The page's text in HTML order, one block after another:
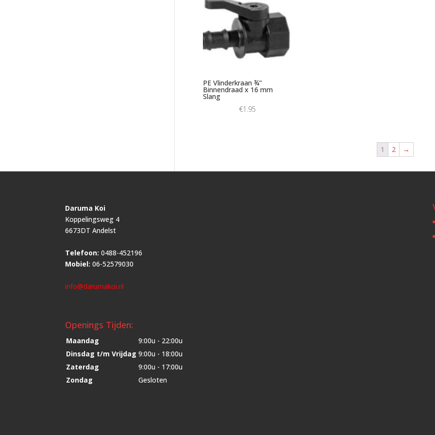
PE Vlinderkraan ¾”
Binnendraad x 16 mm
Slang
€1.95
1 2 →
Daruma Koi
Koppelingsweg 4
6673DT Andelst
Telefoon: 0488-452196
Mobiel: 06-52579030
info@darumakoi.nl
Openings Tijden:
Maandag
9:00u - 22:00u
Dinsdag t/m Vrijdag 9:00u - 18:00u
Zaterdag
9:00u - 17:00u
Zondag
Gesloten